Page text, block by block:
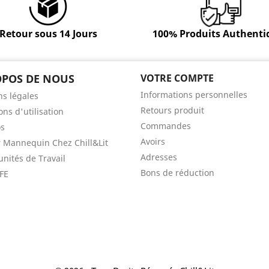
sous 14 Jours 100% Produits
DE NOUS
légales
d'utilisation
Mannequin Chez Chill&Lit
de Travail
VOTRE COMPTE
Informations personnelles
Retours produit
Commandes
Avoirs
Adresses
Bons de réduction